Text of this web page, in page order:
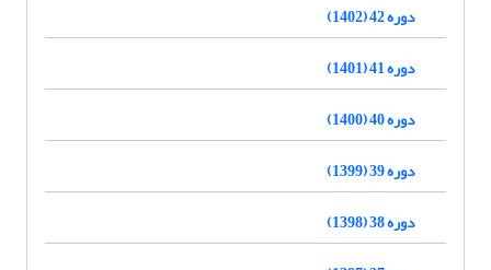
دوره 42 (1402)
دوره 41 (1401)
دوره 40 (1400)
دوره 39 (1399)
دوره 38 (1398)